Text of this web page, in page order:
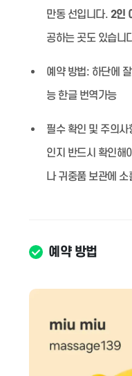
만동 선입니다. 2인
공하는 곳도 있습니
예약 방법: 하단에
능 한글 번역가능
필수 확인 및 주의사
인지 반드시 확인해
나 귀중품 보관에
예약 방법